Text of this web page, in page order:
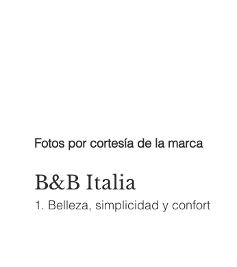
Fotos por cortesía de la marca
B&B Italia
1. Belleza, simplicidad y confort